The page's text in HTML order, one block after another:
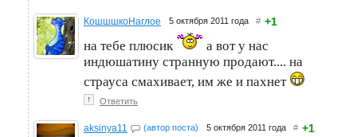
КошшшкоНаглое 5 октября 2011 года # +1
на тебе плюсик
а вот у нас
индюшатину странную продают.... на
страуса смахивает, им же и пахнет
↑ Ответить
aksinya11 (автор поста) 5 октября 2011 года # +1